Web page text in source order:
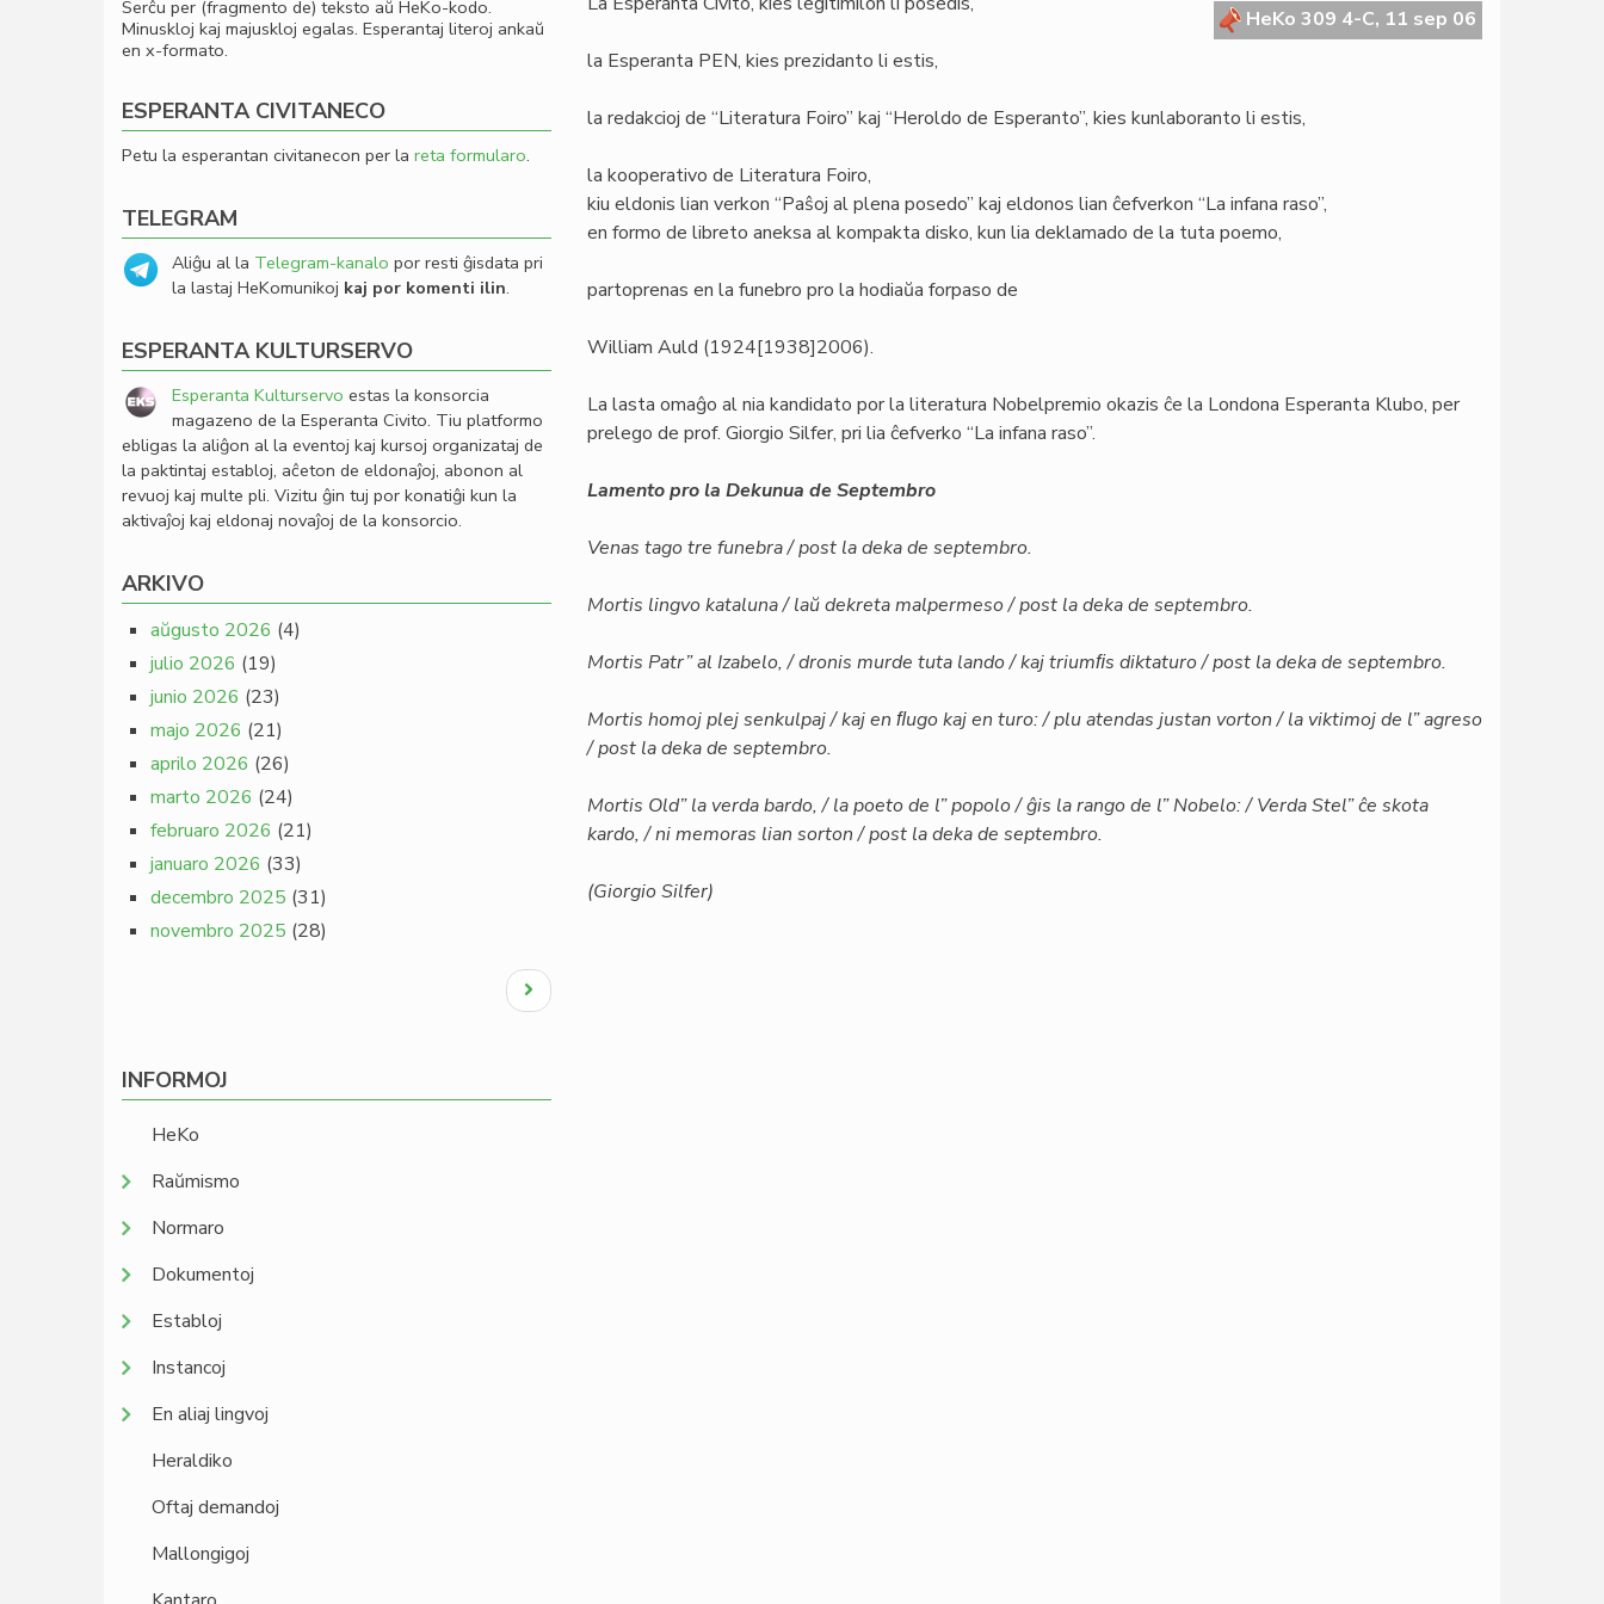
HeKo 309 4-C, 11 sep 06
la Esperanta PEN, kies prezidanto li estis,
la redakcioj de “Literatura Foiro” kaj “Heroldo de Esperanto”, kies kunlaboranto li estis,
la kooperativo de Literatura Foiro,
kiu eldonis lian verkon “Paŝoj al plena posedo” kaj eldonos lian ĉefverkon “La infana raso”,
en formo de libreto aneksa al kompakta disko, kun lia deklamado de la tuta poemo,
partoprenas en la funebro pro la hodiaŭa forpaso de
William Auld (1924[1938]2006).
La lasta omaĝo al nia kandidato por la literatura Nobelpremio okazis ĉe la Londona Esperanta Klubo, per
prelego de prof. Giorgio Silfer, pri lia ĉefverko “La infana raso”.
Lamento pro la Dekunua de Septembro
Venas tago tre funebra / post la deka de septembro.
Mortis lingvo kataluna / laŭ dekreta malpermeso / post la deka de septembro.
Mortis Patr” al Izabelo, / dronis murde tuta lando / kaj triumﬁs diktaturo / post la deka de septembro.
Mortis homoj plej senkulpaj / kaj en ﬂugo kaj en turo: / plu atendas justan vorton / la viktimoj de l” agreso
/ post la deka de septembro.
Mortis Old” la verda bardo, / la poeto de l” popolo / ĝis la rango de l” Nobelo: / Verda Stel” ĉe skota
kardo, / ni memoras lian sorton / post la deka de septembro.
(Giorgio Silfer)
Serĉu per (fragmento de) teksto aŭ HeKo-kodo.
Minuskloj kaj majuskloj egalas. Esperantaj literoj ankaŭ
en x-formato.
ESPERANTA CIVITANECO
Petu la esperantan civitanecon per la reta formularo.
TELEGRAM
Aliĝu al la Telegram-kanalo por resti ĝisdata pri
la lastaj HeKomunikoj kaj por komenti ilin.
ESPERANTA KULTURSERVO
Esperanta Kulturservo estas la konsorcia
magazeno de la Esperanta Civito. Tiu platformo
ebligas la aliĝon al la eventoj kaj kursoj organizataj de
la paktintaj establoj, aĉeton de eldonaĵoj, abonon al
revuoj kaj multe pli. Vizitu ĝin tuj por konatiĝi kun la
aktivaĵoj kaj eldonaj novaĵoj de la konsorcio.
ARKIVO
aŭgusto 2026 (4)
julio 2026 (19)
junio 2026 (23)
majo 2026 (21)
aprilo 2026 (26)
marto 2026 (24)
februaro 2026 (21)
januaro 2026 (33)
decembro 2025 (31)
novembro 2025 (28)
Next
page
INFORMOJ
HeKo
Raŭmismo
Normaro
Dokumentoj
Establoj
Instancoj
En aliaj lingvoj
Heraldiko
Oftaj demandoj
Mallongigoj